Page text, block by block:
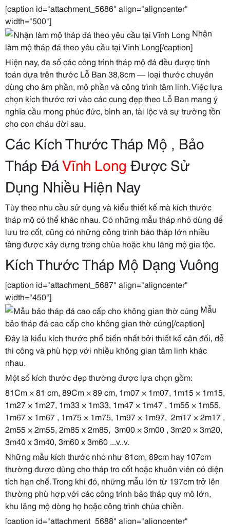
[caption id="attachment_5686" align="aligncenter"
width="500"]
Nhận
làm mộ tháp đá theo yêu cầu tại Vĩnh Long[/caption]
Hiện nay, đa số các công trình tháp mộ đá đều được tính
toán dựa trên thước Lỗ Ban 38,8cm — loại thước chuyên
dùng cho âm phần, mộ phần và công trình tâm linh. Việc lựa
chọn kích thước rơi vào các cung đẹp theo Lỗ Ban mang ý
nghĩa cầu mong phúc đức, bình an, tài lộc và sự trường tồn
cho con cháu đời sau.
Các Kích Thước Tháp Mộ , Bảo
Tháp ĐáVĩnh Long Được Sử
Dụng Nhiều Hiện Nay
Tùy theo nhu cầu sử dụng và kiểu thiết kế mà kích thước
tháp mộ có thể khác nhau. Có những mẫu tháp nhỏ dùng để
lưu tro cốt, cũng có những công trình bảo tháp lớn nhiều
tầng được xây dựng trong chùa hoặc khu lăng mộ gia tộc.
Kích Thước Tháp Mộ Dạng Vuông
[caption id="attachment_5687" align="aligncenter"
width="450"]
Mẫu
bảo tháp đá cao cấp cho không gian thờ cúng[/caption]
Đây là kiểu kích thước phổ biến nhất bởi thiết kế cân đối, dễ
thi công và phù hợp với nhiều không gian tâm linh khác
nhau.
Một số kích thước đẹp thường được lựa chọn gồm:
81Cm × 81 cm, 89Cm × 89 cm, 1m07 × 1m07, 1m15 × 1m15,
1m27 × 1m27, 1m33 × 1m33, 1m47 × 1m47 , 1m55 × 1m55,
1m67 × 1m67 , 1m75 × 1m75, 1m97 × 1m97, 2m17 × 2m17 ,
2m55 × 2m55, 2m85 x 2m85, 3m00 × 3m00 , 3m20 × 3m20,
3m40 x 3m40, 3m60 x 3m60 ...v..v.
Những mẫu kích thước nhỏ như 81cm, 89cm hay 107cm
thường được dùng cho tháp tro cốt hoặc khuôn viên có diện
tích hạn chế. Trong khi đó, những mẫu lớn từ 197cm trở lên
thường phù hợp với các công trình bảo tháp quy mô lớn,
khu lăng mộ dòng họ hoặc công trình chùa chiền.
[caption id="attachment_5688" align="aligncenter"